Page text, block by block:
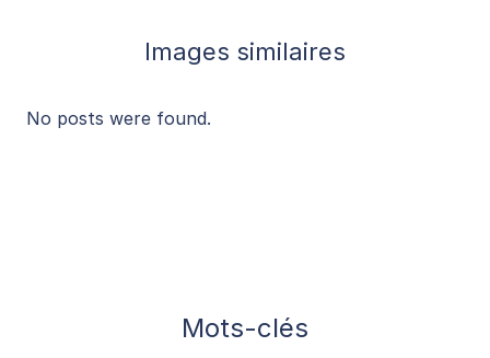
Images similaires
No posts were found.
Mots-clés